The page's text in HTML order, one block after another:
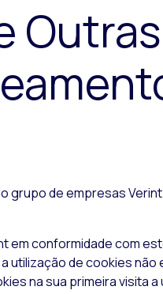
Outras
grupo de empresas
em conformidade com
utilização decookiesnão
na sua primeira visita a